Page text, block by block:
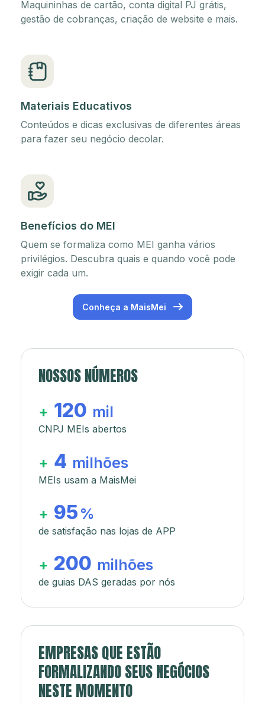
Maquininhas de cartão, conta digital PJ grátis,
gestão de cobranças, criação de website e mais.
Materiais Educativos
Conteúdos e dicas exclusivas de diferentes áreas
para fazer seu negócio decolar.
Benefícios do MEI
Quem se formaliza como MEI ganha vários
privilégios. Descubra quais e quando você pode
exigir cada um.
Conheça a MaisMei
NOSSOS NÚMEROS
+ 120 mil
CNPJ MEIs abertos
+ 4 milhões
MEIs usam a MaisMei
+ 95 %
de satisfação nas lojas de APP
+ 200 milhões
de guias DAS geradas por nós
EMPRESAS QUE ESTÃO
FORMALIZANDO SEUS NEGÓCIOS
NESTE MOMENTO